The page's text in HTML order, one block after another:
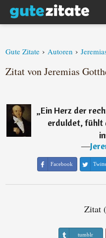
Gute Zitate › Autoren ›
Zitat von Jeremias
„Ein Herz der
erduldet, fühlt
―
Facebook
Zitat
tumblr